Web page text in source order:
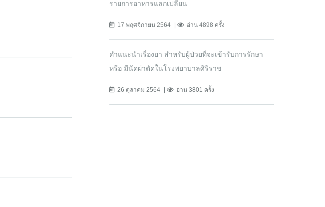
รายการอาหารแลกเปลี่ยน
17 พฤศจิกายน 2564 อ่าน 4898 ครั้ง
คำแนะนำเรื่องยา สำหรับผู้ป่วยที่จะเข้ารับการรักษา
หรือ มีนัดผ่าตัดในโรงพยาบาลศิริราช
26 ตุลาคม 2564 อ่าน 3801 ครั้ง